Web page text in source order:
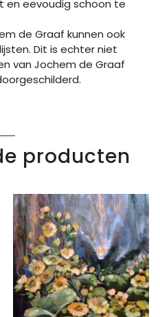
en eevoudig schoon te
de Graaf kunnen ook
Dit is echter niet
van Jochem de Graaf
producten